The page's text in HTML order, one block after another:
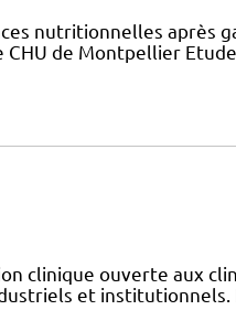
nutritionnelles après
de Montpellier Etude
clinique ouverte aux
et